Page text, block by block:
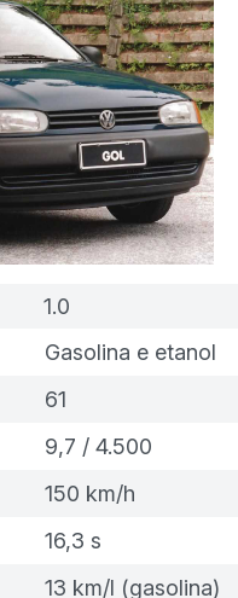
1.0
Gasolina e etanol
61
9,7 / 4.500
150 km/h
16,3 s
13 km/l (gasolina)